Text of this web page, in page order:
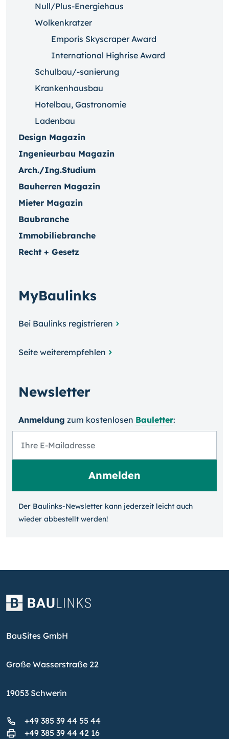
Null/Plus-Energiehaus
Wolkenkratzer
Emporis Skyscraper Award
International Highrise Award
Schulbau/-sanierung
Krankenhausbau
Hotelbau, Gastronomie
Ladenbau
Design Magazin
Ingenieurbau Magazin
Arch./Ing.Studium
Bauherren Magazin
Mieter Magazin
Baubranche
Immobiliebranche
Recht + Gesetz
MyBaulinks
Bei Baulinks registrieren
Seite weiterempfehlen
Newsletter
Anmeldung zum kosten­losen Bauletter:
Der Baulinks-Newsletter kann jeder­zeit leicht auch
wieder ab­bestellt werden!
BauSites GmbH
Große Wasserstraße 22
19053 Schwerin
+49 385 39 44 55 44
+49 385 39 44 42 16